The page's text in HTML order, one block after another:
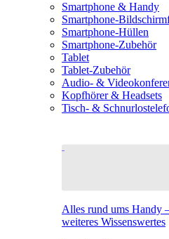
Smartphone & Handy
Smartphone-
Smartphone-Hüllen
Smartphone-Zubehör
Tablet
Tablet-Zubehör
Audio- &
Kopfhörer & Headsets
Tisch- &
Alles rund ums Handy
weiteres Wissenswertes